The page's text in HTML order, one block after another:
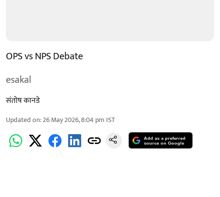
OPS vs NPS Debate
esakal
संतोष कानडे
Updated on:26 May 2026, 8:04 pm IST
Add as a preferred
source on Google